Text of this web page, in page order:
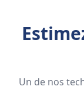
Un de nos